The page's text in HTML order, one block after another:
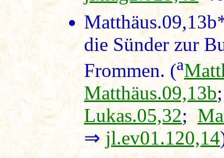
Matthäus.09,13b
die Sünder zur
Frommen. (a
Matthäus.09,13b
Lukas.05,32;
⇒jl.ev01.120,14